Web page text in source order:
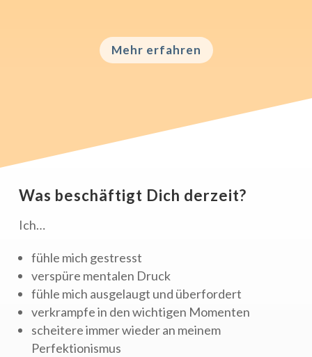
Mehr erfahren
Was beschäftigt Dich derzeit?
Ich…
fühle mich gestresst
verspüre mentalen Druck
fühle mich ausgelaugt und überfordert
verkrampfe in den wichtigen Momenten
scheitere immer wieder an meinem
Perfektionismus